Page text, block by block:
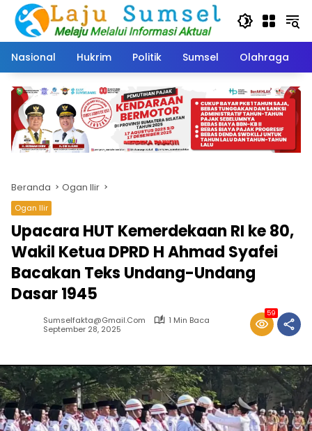
Langsung
konten
Nasional
Hukrim Politik Sumsel Olahraga
Beranda Ogan Ilir
Ogan Ilir
Upacara HUT Kemerdekaan RI ke 80,
Wakil Ketua DPRD H Ahmad Syafei
Bacakan Teks Undang-Undang
Dasar 1945
Sumselfakta@gmail.com
1 Min Baca
September 28, 2025
59